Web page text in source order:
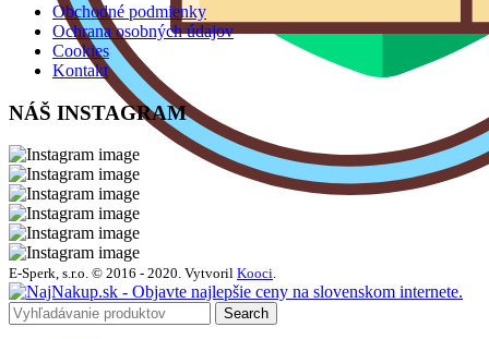
Obchodné podmienky
Ochrana osobných údajov
Cookies
Kontakt
NÁŠ INSTAGRAM
E-Sperk, s.r.o. © 2016 - 2020. Vytvoril Kooci.
Search